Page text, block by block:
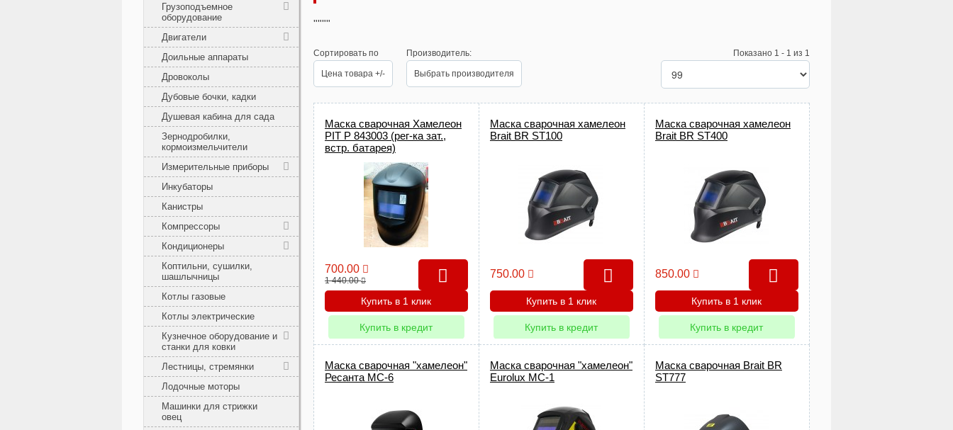
Грузоподъемное
оборудование
Двигатели
Доильные аппараты
Дровоколы
Дубовые бочки, кадки
Душевая кабина для сада
Зернодробилки,
кормоизмельчители
Измерительные приборы
Инкубаторы
Канистры
Компрессоры
Кондиционеры
Коптильни, сушилки,
шашлычницы
Котлы газовые
Котлы электрические
Кузнечное оборудование и
станки для ковки
Лестницы, стремянки
Лодочные моторы
Машинки для стрижки
овец
""""
Сортировать по
Цена товара +/-
Производитель:
Выбрать производителя
Показано 1 - 1 из 1
Маска сварочная Хамелеон
PIT Р 843003 (рег-ка зат.,
встр. батарея)
700.00
1 440.00
Купить в 1 клик
Купить в кредит
Маска сварочная хамелеон
Brait BR ST100
750.00
Купить в 1 клик
Купить в кредит
Маска сварочная хамелеон
Brait BR ST400
850.00
Купить в 1 клик
Купить в кредит
Маска сварочная "хамелеон"
Ресанта МС-6
Маска сварочная "хамелеон"
Eurolux МС-1
Маска сварочная Brait BR
ST777